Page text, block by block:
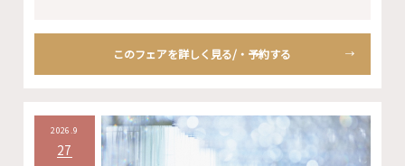
このフェアを詳しく見る/・予約する
2026.9
27